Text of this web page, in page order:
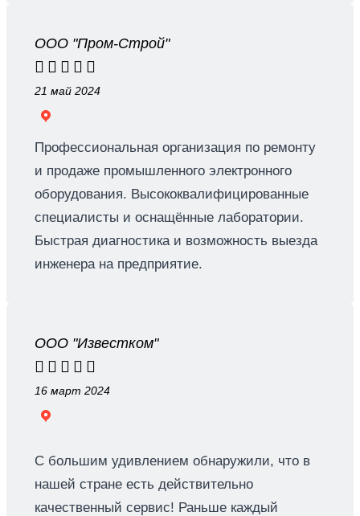
ООО "Пром-Строй"
    
21 май 2024
Профессиональная организация по ремонту
и продаже промышленного электронного
оборудования. Высококвалифицированные
специалисты и оснащённые лаборатории.
Быстрая диагностика и возможность выезда
инженера на предприятие.
ООО "Известком"
    
16 март 2024
С большим удивлением обнаружили, что в
нашей стране есть действительно
качественный сервис! Раньше каждый